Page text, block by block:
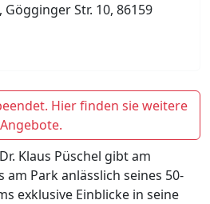
Str. 10, 86159
Hier finden sie weitere
Angebote.
Klaus Püschel gibt am
am Park anlässlich seines 50-
exklusive Einblicke in seine